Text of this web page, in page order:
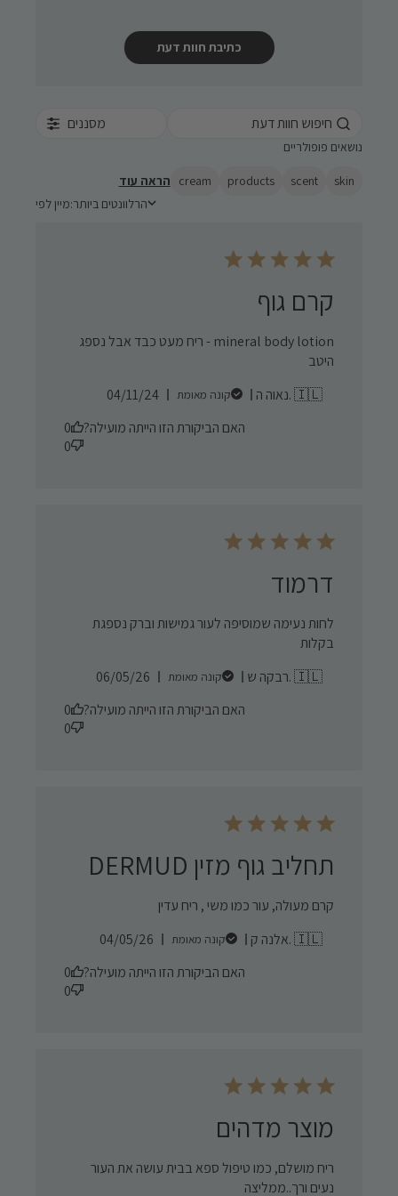
כתיבת חוות דעת
מסננים
נושאים פופולריים
skin
scent
products
cream הראה עוד
מיין לפי
מיין לפי:הרלוונטים ביותר
קרם גוף
mineral body lotion - ריח מעט כבד אבל נספג
היטב
נאוה ה. 🇮🇱
קונה מאומתPublished
04/11/24
האם הביקורת הזו הייתה מועילה?
0
0
דרמוד
לחות נעימה שמוסיפה לעור גמישות וברק נספגת
בקלות
רבקה ש. 🇮🇱
קונה מאומתPublished
06/05/26
האם הביקורת הזו הייתה מועילה?
0
0
תחליב גוף מזין DERMUD
קרם מעולה, עור כמו משי , ריח עדין
אלנה ק. 🇮🇱
קונה מאומתPublished
04/05/26
האם הביקורת הזו הייתה מועילה?
0
0
מוצר מדהים
ריח מושלם, כמו טיפול ספא בבית עושה את העור
נעים ורך..ממליצה